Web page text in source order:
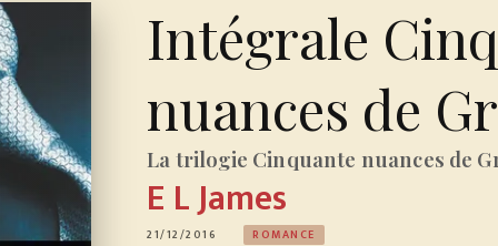
Intégrale
nuances de
La trilogie Cinquante nuances de
E L James
21/12/2016 ROMANCE